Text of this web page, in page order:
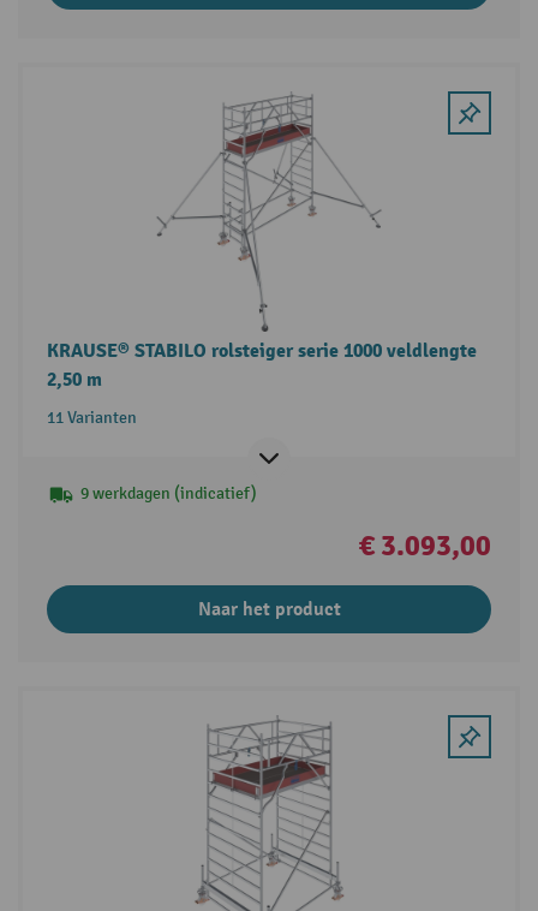
KRAUSE® STABILO rolsteiger serie 1000 veldlengte
2,50 m
11 Varianten
9 werkdagen (indicatief)
€ 3.093,00
Naar het product